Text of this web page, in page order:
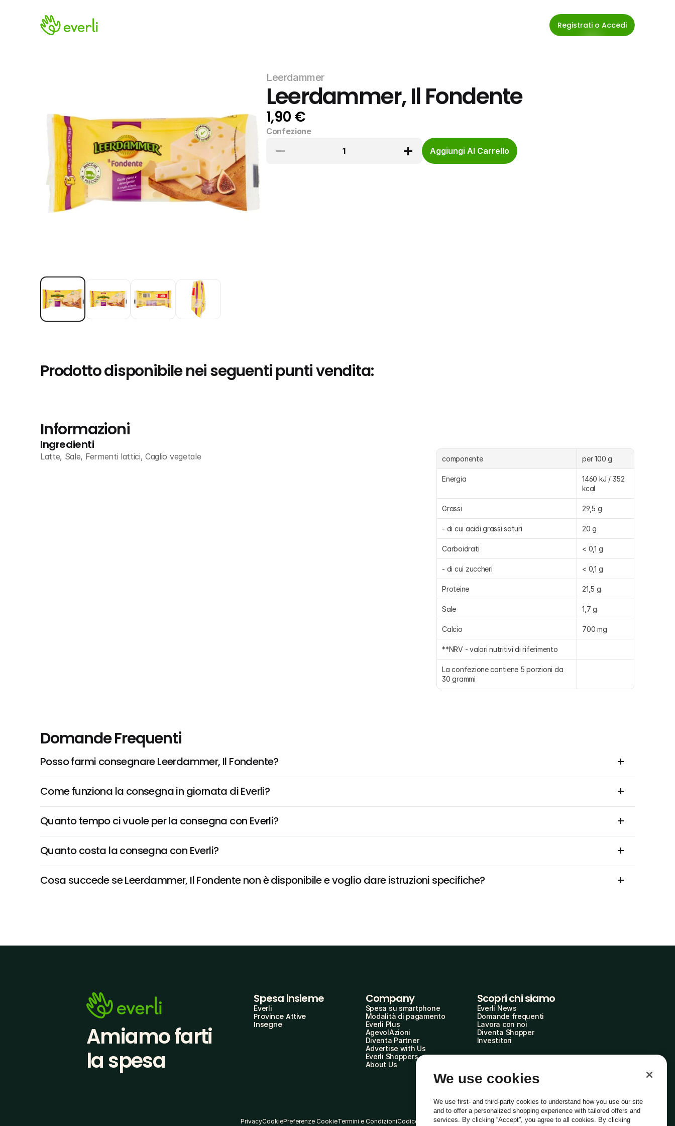
Registrati o Accedi
Leerdammer
Leerdammer, Il Fondente
1,90 €
Confezione
1
Aggiungi Al Carrello
Prodotto disponibile nei seguenti punti vendita:
Informazioni
Ingredienti
Latte, Sale, Fermenti lattici, Caglio vegetale componente per 100 g
Energia
1460 kJ / 352
kcal
Grassi 29,5 g
- di cui acidi grassi saturi 20 g
Carboidrati < 0,1 g
- di cui zuccheri < 0,1 g
Proteine 21,5 g
Sale 1,7 g
Calcio 700 mg
**NRV - valori nutritivi di riferimento
La confezione contiene 5 porzioni da
30 grammi
Domande Frequenti
Posso farmi consegnare Leerdammer, Il Fondente?
Come funziona la consegna in giornata di Everli?
Quanto tempo ci vuole per la consegna con Everli?
Quanto costa la consegna con Everli?
Cosa succede se Leerdammer, Il Fondente non è disponibile e voglio dare istruzioni specifiche?
Amiamo farti
la spesa
Spesa insieme
Everli
Province Attive
Insegne
Company
Spesa su smartphone
Modalità di pagamento
Everli Plus
AgevolAzioni
Diventa Partner
Advertise with Us
Everli Shoppers
About Us
Scopri chi siamo
Everli News
Domande frequenti
Lavora con noi
Diventa Shopper
Investitori
PrivacyCookiePreferenze CookieTermini e CondizioniCodice Etico
We use cookies
We use first- and third-party cookies to understand how you use our site
and to offer a personalized shopping experience with tailored offers and
services. By clicking “Accept”, you agree to all cookies. By clicking